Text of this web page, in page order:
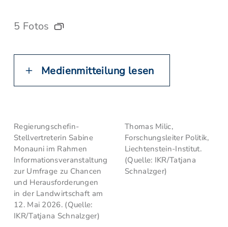
5 Fotos
Medienmitteilung lesen
Regierungschefin-
Stellvertreterin Sabine
Monauni im Rahmen
Informationsveranstaltung
zur Umfrage zu Chancen
und Herausforderungen
in der Landwirtschaft am
12. Mai 2026. (Quelle:
IKR/Tatjana Schnalzger)
Thomas Milic,
Forschungsleiter Politik,
Liechtenstein-Institut.
(Quelle: IKR/Tatjana
Schnalzger)